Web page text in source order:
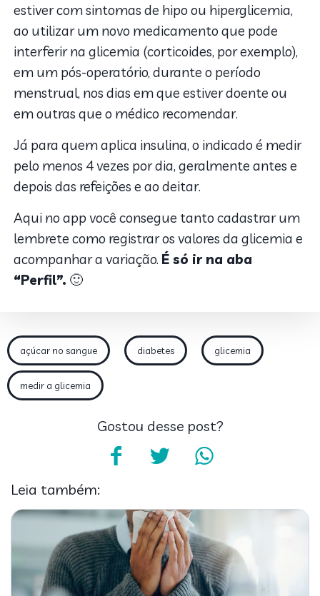
estiver com sintomas de hipo ou hiperglicemia,
ao utilizar um novo medicamento que pode
interferir na glicemia (corticoides, por exemplo),
em um pós-operatório, durante o período
menstrual, nos dias em que estiver doente ou
em outras que o médico recomendar.
Já para quem aplica insulina, o indicado é medir
pelo menos 4 vezes por dia, geralmente antes e
depois das refeições e ao deitar.
Aqui no app você consegue tanto cadastrar um
lembrete como registrar os valores da glicemia e
acompanhar a variação. É só ir na aba
“Perfil”. 🙂
açúcar no sangue diabetes glicemia
medir a glicemia
Gostou desse post?
Leia também: